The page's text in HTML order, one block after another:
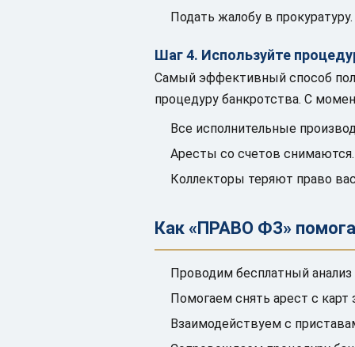
Подать жалобу в прокуратуру.
Шаг 4. Используйте
Самый эффективный способ
процедуру банкротства. С
Все исполнительные
Аресты со счетов снимаются.
Коллекторы теряют право
Как «ПРАВО ФЗ»
Проводим бесплатный
Помогаем снять арест с
Взаимодействуем с